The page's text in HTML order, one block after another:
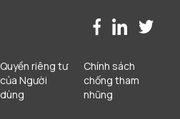
Quyền riêng tư
của Người
dùng
Chính sách
chống tham
nhũng